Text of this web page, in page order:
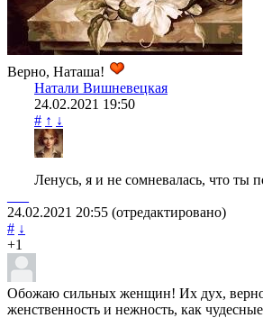
Верно, Наташа!
Натали Вишневецкая
24.02.2021 19:50
# ↑ ↓
Ленусь, я и не сомневалась, что ты
24.02.2021 20:55 (отредактировано)
# ↓
+1
Обожаю сильных женщин! Их дух,
женственность и нежность, как